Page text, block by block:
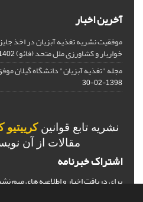
آخرین اخبار
موفقیت نشریه تغذیه آبزیان در اخذ
خواربار و کشاورزی ملل متحد (فائو)11-08
مجله "تغذیه آبزیان" دانشگاه گیلان
1398-02-30
نشریه تابع قوانینکرییتیو
مقالات از آن
اشتراک خبرنامه
برای دریافت اخبار و اطلاعیه های مهم